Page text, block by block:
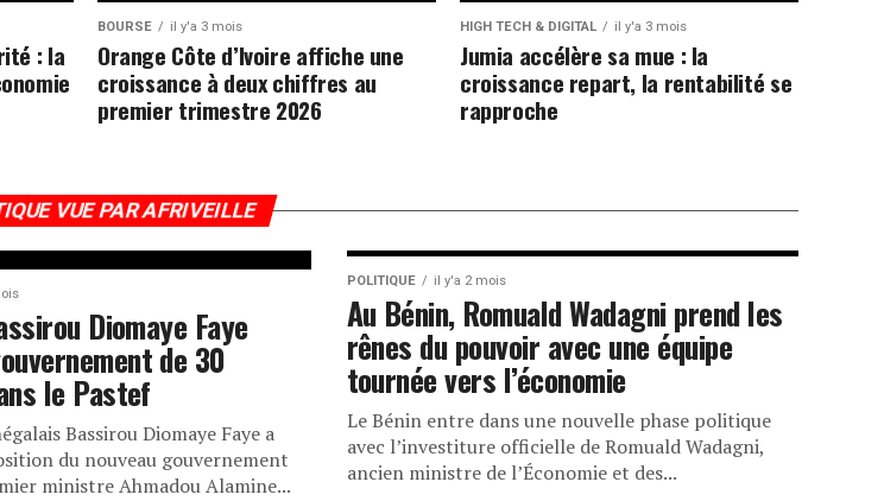
: la
BOURSE il y'a 3 mois
Orange Côte d’Ivoire affiche une
croissance à deux chiffres au
premier trimestre 2026
HIGH TECH & DIGITAL il y'a 3 mois
Jumia accélère sa mue : la
croissance repart, la rentabilité se
rapproche
VUE PAR AFRIVEILLE
Diomaye Faye
de 30
le Pastef
Bassirou Diomaye Faye a
du nouveau gouvernement
ministre Ahmadou Alamine...
POLITIQUE il y'a 2 mois
Au Bénin, Romuald Wadagni prend les
rênes du pouvoir avec une équipe
tournée vers l’économie
Le Bénin entre dans une nouvelle phase politique
avec l’investiture officielle de Romuald Wadagni,
ancien ministre de l’Économie et des...